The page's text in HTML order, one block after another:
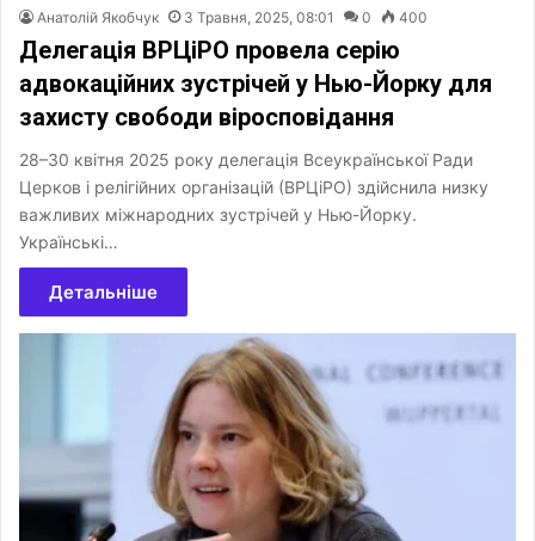
Анатолій Якобчук 3 Травня, 2025, 08:01 0 400
Делегація ВРЦіРО провела серію
адвокаційних зустрічей у Нью-Йорку для
захисту свободи віросповідання
28–30 квітня 2025 року делегація Всеукраїнської Ради
Церков і релігійних організацій (ВРЦіРО) здійснила низку
важливих міжнародних зустрічей у Нью-Йорку.
Українські…
Детальніше